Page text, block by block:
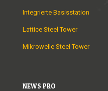
Integrierte Basisstation
Lattice Steel Tower
Mikrowelle Steel Tower
NEWS PRO